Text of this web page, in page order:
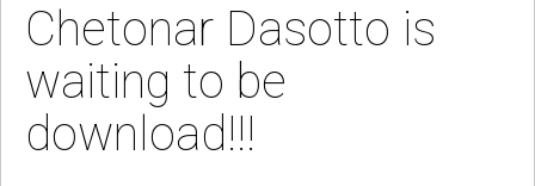
Chetonar Dasotto is
waiting to be
download!!!